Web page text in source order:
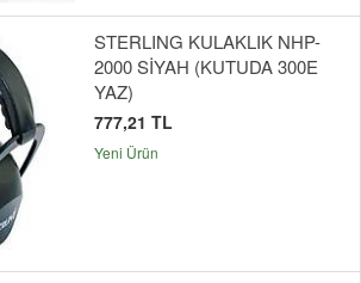
STERLING KULAKLIK NHP-
2000 SİYAH (KUTUDA 300E
YAZ)
777,21 TL
Yeni Ürün